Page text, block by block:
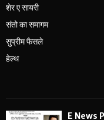
शेर ए सायरी
संतो का समागम
सुप्रीम फैसले
हेल्थ
E News